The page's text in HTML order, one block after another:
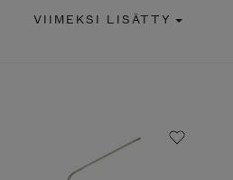
VIIMEKSI LISÄTTY